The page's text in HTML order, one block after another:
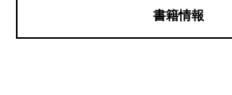
書籍情報